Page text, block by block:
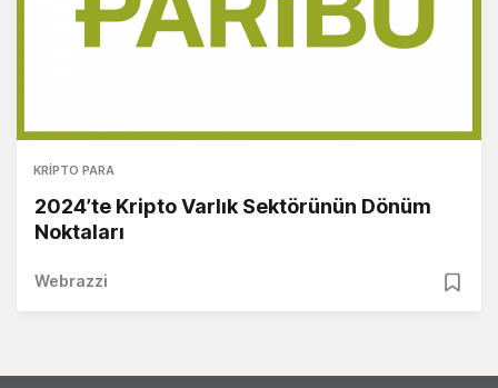
KRIPTO PARA
2024’te Kripto Varlık Sektörünün Dönüm
Noktaları
Webrazzi